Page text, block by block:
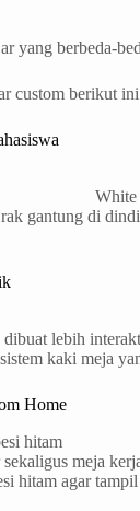
yang berbeda-
custom berikut
White
gantung di
lebih
kaki meja
Home
sekaligus meja
hitam agar